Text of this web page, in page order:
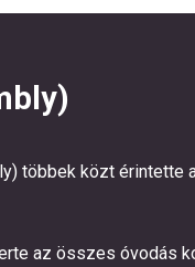
többek közt érintette
az összes óvodás